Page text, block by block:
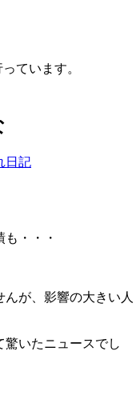
ています。
日記
・・・
が、影響の大きい人
いたニュースでし